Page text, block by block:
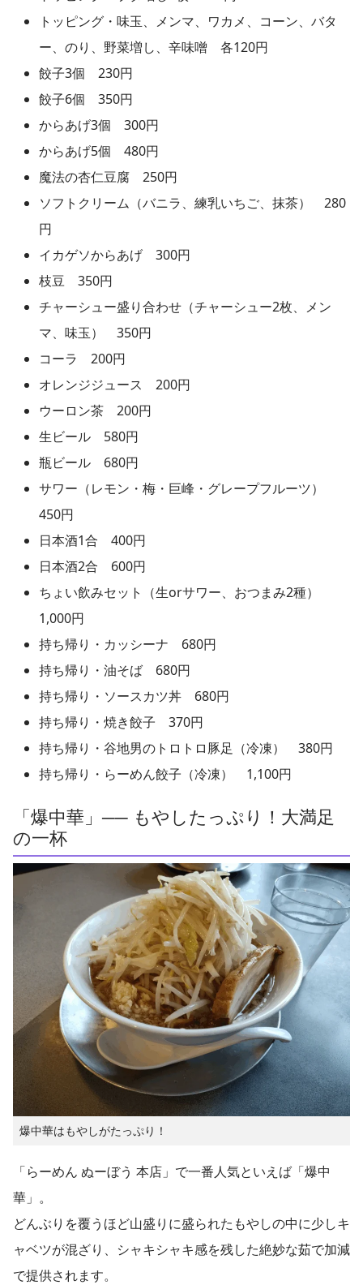
トッピング・味玉、メンマ、ワカメ、コーン、バタ
ー、のり、野菜増し、辛味噌 各120円
餃子3個 230円
餃子6個 350円
からあげ3個 300円
からあげ5個 480円
魔法の杏仁豆腐 250円
ソフトクリーム（バニラ、練乳いちご、抹茶） 280
円
イカゲソからあげ 300円
枝豆 350円
チャーシュー盛り合わせ（チャーシュー2枚、メン
マ、味玉） 350円
コーラ 200円
オレンジジュース 200円
ウーロン茶 200円
生ビール 580円
瓶ビール 680円
サワー（レモン・梅・巨峰・グレープフルーツ）
450円
日本酒1合 400円
日本酒2合 600円
ちょい飲みセット（生orサワー、おつまみ2種）
1,000円
持ち帰り・カッシーナ 680円
持ち帰り・油そば 680円
持ち帰り・ソースカツ丼 680円
持ち帰り・焼き餃子 370円
持ち帰り・谷地男のトロトロ豚足（冷凍） 380円
持ち帰り・らーめん餃子（冷凍） 1,100円
「爆中華」── もやしたっぷり！大満足
の一杯
爆中華はもやしがたっぷり！
「らーめん ぬーぼう 本店」で一番人気といえば「爆中
華」。
どんぶりを覆うほど山盛りに盛られたもやしの中に少しキ
ャベツが混ざり、シャキシャキ感を残した絶妙な茹で加減
で提供されます。